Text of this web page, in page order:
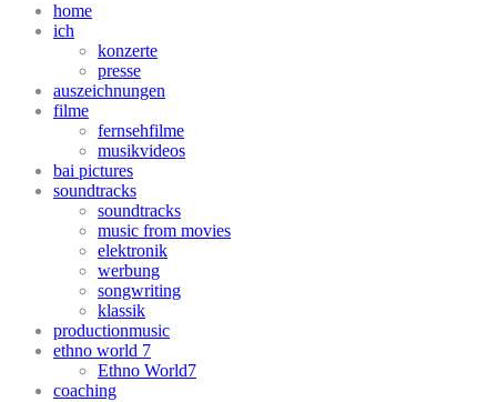
home
ich
konzerte
presse
auszeichnungen
filme
fernsehfilme
musikvideos
bai pictures
soundtracks
soundtracks
music from movies
elektronik
werbung
songwriting
klassik
productionmusic
ethno world 7
Ethno World7
coaching